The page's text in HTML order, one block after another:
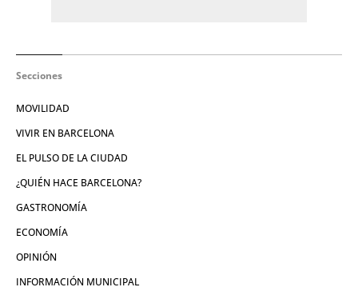
Secciones
MOVILIDAD
VIVIR EN BARCELONA
EL PULSO DE LA CIUDAD
¿QUIÉN HACE BARCELONA?
GASTRONOMÍA
ECONOMÍA
OPINIÓN
INFORMACIÓN MUNICIPAL